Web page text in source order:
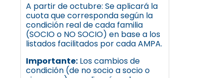
A partir de octubre: Se aplicará la
cuota que corresponda según la
condición real de cada familia
(SOCIO o NO SOCIO) en base a los
listados facilitados por cada AMPA.
Importante: Los cambios de
condición (de no socio a socio o